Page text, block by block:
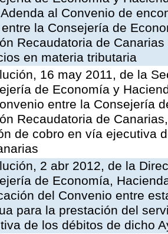
al Convenio de
la Consejería de
Recaudatoria de
en materia tributaria
16 may 2011, de la
de Economía y
entre la Consejería
Recaudatoria de
de cobro en vía ejecutiva
2 abr 2012, de la
de Economía,
del Convenio entre
para la prestación del
de los débitos de dicho